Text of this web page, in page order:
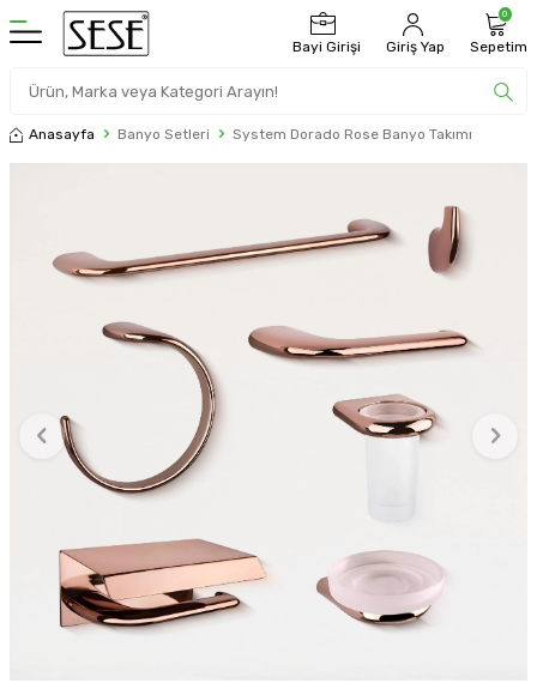
Bayi Girişi Giriş Yap
0
Sepetim
Anasayfa Banyo Setleri System Dorado Rose Banyo Takımı